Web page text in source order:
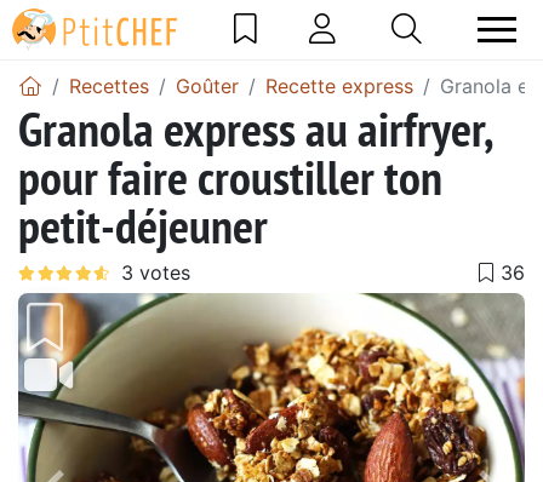
Recettes Goûter Recette express Granola
Granola express au airfryer,
pour faire croustiller ton
petit-déjeuner